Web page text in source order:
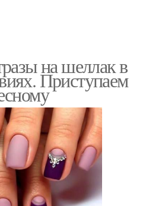
на шеллак в
Приступаем